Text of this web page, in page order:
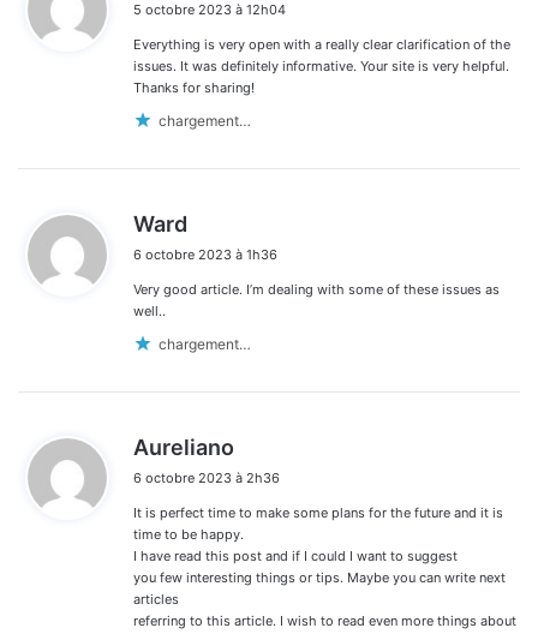
t
5 octobre 2023 à 12h04
Everything is very open with a really clear clarification of the
issues. It was definitely informative. Your site is very helpful.
Thanks for sharing!
chargement…
Ward
t
6 octobre 2023 à 1h36
Very good article. I’m dealing with some of these issues as
well..
chargement…
Aureliano
t
:
6 octobre 2023 à 2h36
It is perfect time to make some plans for the future and it is
time to be happy.
I have read this post and if I could I want to suggest
you few interesting things or tips. Maybe you can write next
articles
referring to this article. I wish to read even more things about